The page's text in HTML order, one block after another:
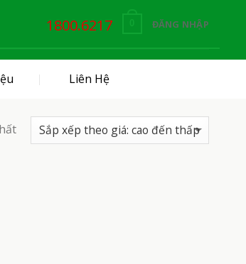
1800.6217 ĐĂNG NHẬP
Liên Hệ